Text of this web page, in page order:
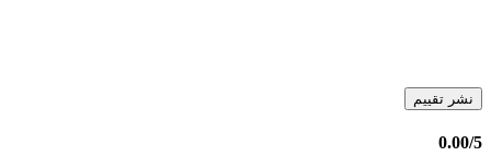
نشر تقييم
0.00/5